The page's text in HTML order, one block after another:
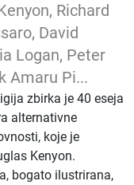
Richard
David
Logan, Peter
Amaru Pi...
zbirka je 40 eseja
alternativne
koje je
Kenyon.
bogato ilustrirana,